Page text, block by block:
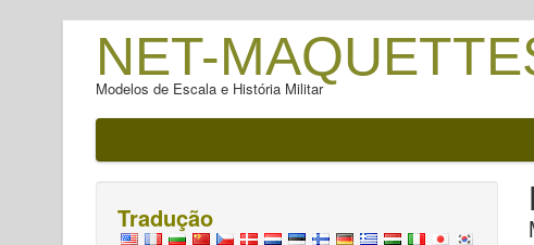
NET-
Modelos de Escala e História Militar
Tradução